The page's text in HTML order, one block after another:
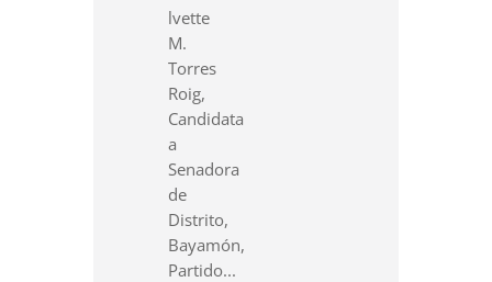
lvette
M.
Torres
Roig,
Candidata
a
Senadora
de
Distrito,
Bayamón,
Partido...